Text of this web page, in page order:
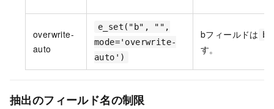
overwrite-
auto
e_set("b", "",
mode='overwrite-
auto')
bフィールドは
す。
抽出のフィールド名の制限